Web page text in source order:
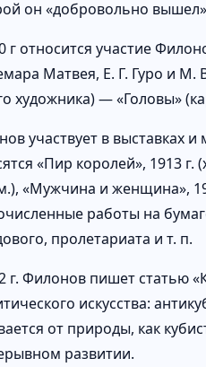
он «добровольно вышел»
г относится участие
Матвея, Е. Г. Гуро и
художника) — «Головы»
участвует в выставках
«Пир королей», 1913 г.
«Мужчина и женщина»,
работы на
пролетариата и т. п.
г. Филонов пишет статью
искусства:
от природы, как
развитии.